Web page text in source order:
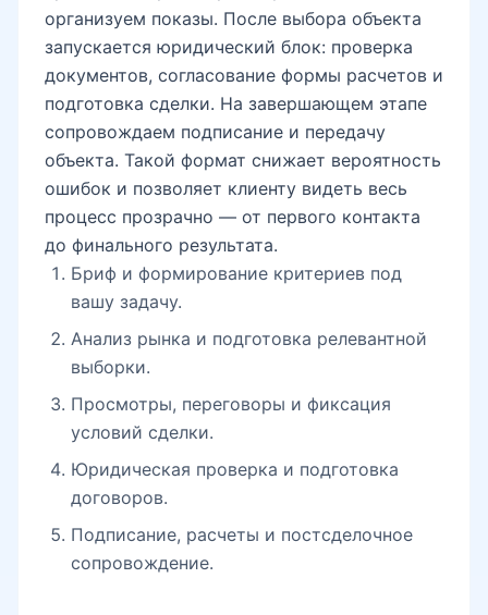
организуем показы. После выбора объекта
запускается юридический блок: проверка
документов, согласование формы расчетов и
подготовка сделки. На завершающем этапе
сопровождаем подписание и передачу
объекта. Такой формат снижает вероятность
ошибок и позволяет клиенту видеть весь
процесс прозрачно — от первого контакта
до финального результата.
Бриф и формирование критериев под
вашу задачу.
Анализ рынка и подготовка релевантной
выборки.
Просмотры, переговоры и фиксация
условий сделки.
Юридическая проверка и подготовка
договоров.
Подписание, расчеты и постсделочное
сопровождение.